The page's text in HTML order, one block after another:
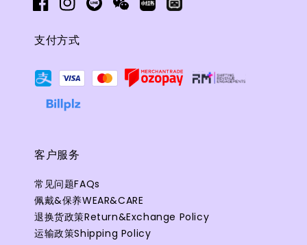
支付方式
客户服务
常见问题FAQs
佩戴&保养WEAR&CARE
退换货政策Return&Exchange Policy
运输政策Shipping Policy